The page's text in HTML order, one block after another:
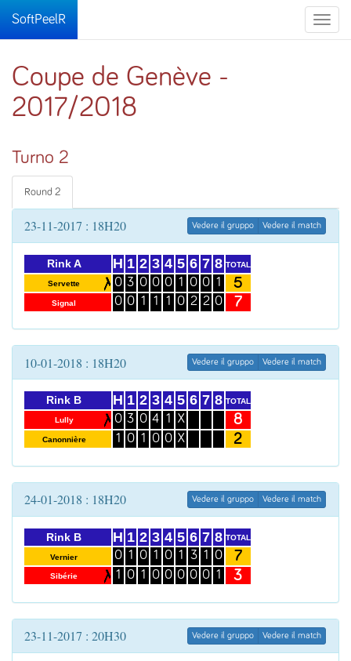
Toggle
SoftPeelR
Coupe de Genève -
2017/2018
Turno 2
Round 2
23-11-2017 : 18H20 Vedere il gruppo Vedere il match
Rink A
Servette
Signal
H
0
0
1
3
0
2
0
1
3
0
1
4
0
1
5
1
0
6
0
2
7
0
2
8
1
0
TOTAL
5
7
10-01-2018 : 18H20 Vedere il gruppo Vedere il match
Rink B
Lully
Canonnière
H
0
1
1
3
0
2
0
1
3
4
0
4
1
0
5
X
X
6 7 8 TOTAL
8
2
24-01-2018 : 18H20 Vedere il gruppo Vedere il match
Rink B
Vernier
Sibérie
H
0
1
1
1
0
2
0
1
3
1
0
4
0
0
5
1
0
6
3
0
7
1
0
8
0
1
TOTAL
7
3
23-11-2017 : 20H30 Vedere il gruppo Vedere il match